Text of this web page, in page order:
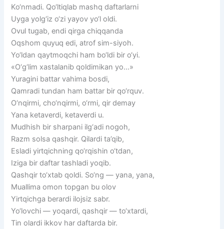
Ko‘nmadi. Qo‘ltiqlab mashq daftarlarni
Uyga yolg‘iz o‘zi yayov yo‘l oldi.
Ovul tugab, endi qirga chiqqanda
Oqshom quyuq edi, atrof sim-siyoh.
Yo‘ldan qaytmoqchi ham bo‘ldi bir o‘yi.
«O‘g‘lim xastalanib qoldimikan yo…»
Yuragini battar vahima bosdi,
Qamradi tundan ham battar bir qo‘rquv.
O‘nqirmi, cho‘nqirmi, o‘rmi, qir demay
Yana ketaverdi, ketaverdi u.
Mudhish bir sharpani ilg‘adi nogoh,
Razm solsa qashqir. Qilardi ta’qib,
Esladi yirtqichning qo‘rqishin o‘tdan,
Iziga bir daftar tashladi yoqib.
Qashqir to‘xtab qoldi. So‘ng — yana, yana,
Muallima omon topgan bu olov
Yirtqichga berardi ilojsiz sabr.
Yo‘lovchi — yoqardi, qashqir — to‘xtardi,
Tin olardi ikkov har daftarda bir.